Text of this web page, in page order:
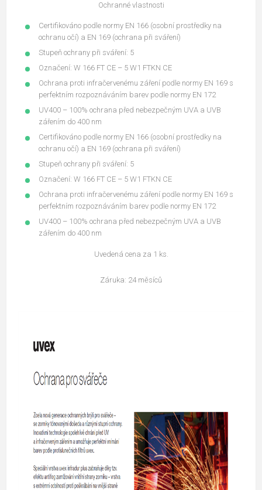
Ochranné vlastnosti
Certifikováno podle normy EN 166 (osobní prostředky na
ochranu očí) a EN 169 (ochrana při sváření)
Stupeň ochrany při sváření: 5
Označení: W 166 FT CE – 5 W1 FTKN CE
Ochrana proti infračervenému záření podle normy EN 169 s
perfektním rozpoznáváním barev podle normy EN 172
UV400 – 100% ochrana před nebezpečným UVA a UVB
zářením do 400 nm
Certifikováno podle normy EN 166 (osobní prostředky na
ochranu očí) a EN 169 (ochrana při sváření)
Stupeň ochrany při sváření: 5
Označení: W 166 FT CE – 5 W1 FTKN CE
Ochrana proti infračervenému záření podle normy EN 169 s
perfektním rozpoznáváním barev podle normy EN 172
UV400 – 100% ochrana před nebezpečným UVA a UVB
zářením do 400 nm
Uvedená cena za 1 ks.
Záruka: 24 měsíců